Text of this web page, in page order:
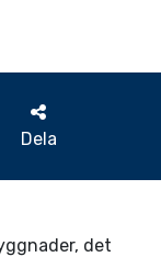
Dela
det